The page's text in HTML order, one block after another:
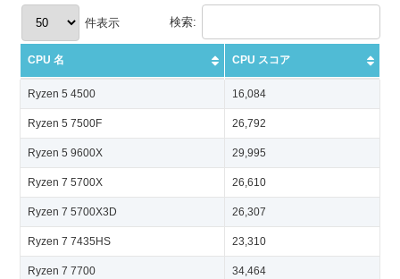
件表示 検索:
CPU 名 CPU スコア
CPU 名 CPU スコア
Ryzen 5 4500 16,084
Ryzen 5 7500F 26,792
Ryzen 5 9600X 29,995
Ryzen 7 5700X 26,610
Ryzen 7 5700X3D 26,307
Ryzen 7 7435HS 23,310
Ryzen 7 7700 34,464